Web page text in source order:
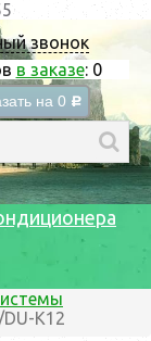
звонок
в заказе: 0
на 0 c
K12